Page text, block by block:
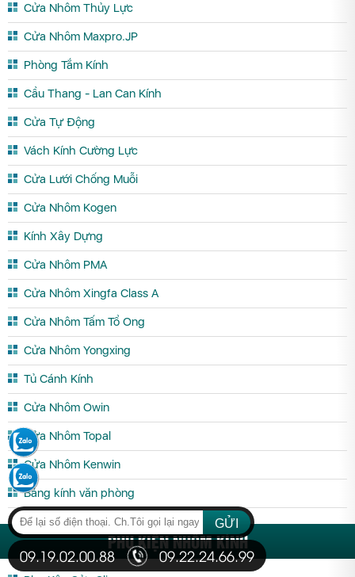
Cửa Nhôm Thủy Lực
Cửa Nhôm Maxpro.JP
Phòng Tắm Kính
Cầu Thang - Lan Can Kính
Cửa Tự Động
Vách Kính Cường Lực
Cửa Lưới Chống Muỗi
Cửa Nhôm Kogen
Kính Xây Dựng
Cửa Nhôm PMA
Cửa Nhôm Xingfa Class A
Cửa Nhôm Tấm Tổ Ong
Cửa Nhôm Yongxing
Tủ Cánh Kính
Cửa Nhôm Owin
Cửa Nhôm Topal
Cửa Nhôm Kenwin
Bảng kính văn phòng
PHỤ KIỆN NHÔM KÍNH
GỬI
09.19.02.00.88 09.22.24.66.99